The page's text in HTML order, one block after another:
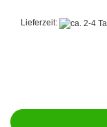
Lieferzeit: